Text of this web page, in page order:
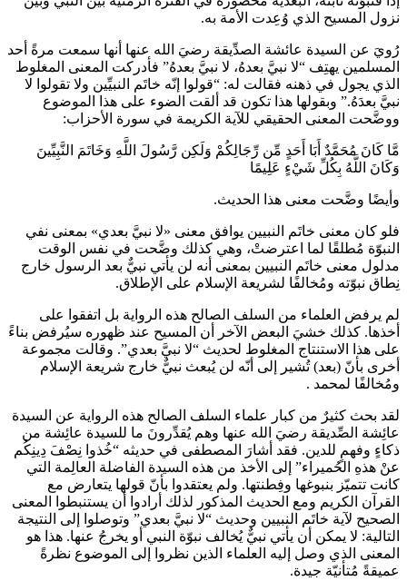
نزول المسيح الذي وُعِدت الأمة به.
رُويَ عن السيدة عائشة الصدِّيقة رضيَ الله عنها أنها سمعت مرةً أحد
المسلمين يهتِف “لا نبيَّ بعدهُ، لا نبيَّ بعدهُ” فأدركت المعنى المغلوط
الذي يجول في ذهنه فقالت له: “قولوا إنّه خاتَم النبيِّين ولا تقولوا لا
نبيَّ بعدَهُ.” وبقولها هذا تكون قد ألقت الضوء على هذا الموضوع
ووضَّحت المعنى الحقيقي للآية الكريمة في سورة الأحزاب:
مَّا كَانَ مُحَمَّدٌ أَبَا أَحَدٍ مِّن رِّجَالِكُمْ وَلَكِن رَّسُولَ اللَّهِ وَخَاتَمَ النَّبِيِّينَ
وَكَانَ اللَّهُ بِكُلِّ شَيْءٍ عَلِيمًا
وأيضًا وضَّحت معنى هذا الحديث.
فلو كان معنى خاتَم النبيين يوافق معنى «لا نبيَّ بعدي» بمعنى نفي
النبوّة مُطلقًا لما اعترضتْ، وهي كذلك وضَّحت في نفس الوقت
مدلول معنى خاتَم النبيين بمعنى أنه لن يأتي نبيٌّ بعد الرسول خارج
نِطاق نبوّته ومُخالفًا لشريعة الإسلام على الإطلاق.
لم يرفض العلماء من السلف الصالح هذه الرواية بل اتفقوا على
أخذها. كذلك خشيَ البعض الآخر أن المسيح عند ظهوره سيُرفض بناءً
على هذا الاستنتاج المغلوط لحديث “لا نبيَّ بعدي”. وقالت مجموعة
أخرى بأنّ (بعد) تُشير إلى أنّه لن يُبعث نبيٌّ خارج شريعة الإسلام
ومُخالفًا لمحمد .
لقد بحث كثيرٌ من كبار علماء السلف الصالح هذه الرواية عن السيدة
عائِشة الصِّديقة رضيَ الله عنها وهم يُقدِّرونَ ما للسيدة عائِشة من
ذكاءٍ وفهمٍ للدين. فقد أشارَ المصطفى في حديثه “خُذوا نِصْفَ دِينِكُم
عنْ هذهِ الحُميراء” إلى الأخذ من هذه السيدة الفاضلة العالِمة التي
كانت تتميّز بنبوغها وفِطنتها. ولم يعتقدوا بأنّ قولها يتعارض مع
القرآن الكريم ومع الحديث المذكور لذلك أرادوا أن يستنبطوا المعنى
الصحيح لآية خاتَم النبيين وحديث “لا نبيَّ بعدي” وتوصلوا إلى النتيجة
التالية: لا يمكن أن يأتي نبيٌّ يُخالف نبوّة النبي أو يخرجُ عنها. هذا هو
المعنى الذي وصل إليه العلماء الذين نظروا إلى الموضوع نظرةً
عميقةً مُتأنيّة جيدة.